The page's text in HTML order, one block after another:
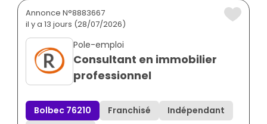
Annonce N°8883667
il y a 13 jours (28/07/2026)
Pole-emploi
Consultant en immobilier
professionnel
Bolbec 76210 Franchisé Indépendant